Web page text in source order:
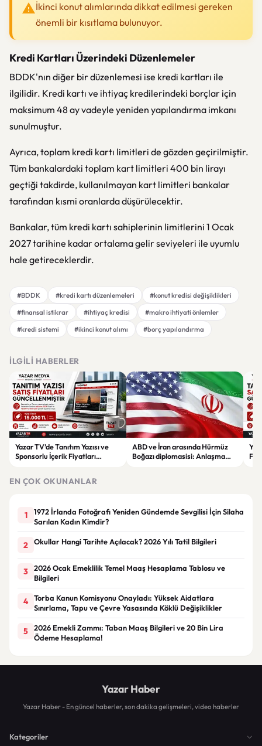
İkinci konut alımlarında dikkat edilmesi gereken
önemli bir kısıtlama bulunuyor.
Kredi Kartları Üzerindeki Düzenlemeler
BDDK'nın diğer bir düzenlemesi ise kredi kartları ile
ilgilidir. Kredi kartı ve ihtiyaç kredilerindeki borçlar için
maksimum 48 ay vadeyle yeniden yapılandırma imkanı
sunulmuştur.
Ayrıca, toplam kredi kartı limitleri de gözden geçirilmiştir.
Tüm bankalardaki toplam kart limitleri 400 bin lirayı
geçtiği takdirde, kullanılmayan kart limitleri bankalar
tarafından kısmi oranlarda düşürülecektir.
Bankalar, tüm kredi kartı sahiplerinin limitlerini 1 Ocak
2027 tarihine kadar ortalama gelir seviyeleri ile uyumlu
hale getireceklerdir.
#BDDK #kredi kartı düzenlemeleri
#konut kredisi değişiklikleri
#finansal istikrar
#ihtiyaç kredisi
#makro ihtiyati önlemler
#kredi sistemi
#ikinci konut alımı #borç yapılandırma
İLGILI HABERLER
Yazar TV’de Tanıtım Yazısı ve
Sponsorlu İçerik Fiyatları
ABD ve İran arasında Hürmüz
Boğazı diplomasisi: Anlaşma
EN ÇOK OKUNANLAR
1
1972 İrlanda Fotoğrafı Yeniden Gündemde Sevgilisi İçin Silaha
Sarılan Kadın Kimdir?
2 Okullar Hangi Tarihte Açılacak? 2026 Yılı Tatil Bilgileri
3
2026 Ocak Emeklilik Temel Maaş Hesaplama Tablosu ve
Bilgileri
4
Torba Kanun Komisyonu Onayladı: Yüksek Aidatlara
Sınırlama, Tapu ve Çevre Yasasında Köklü Değişiklikler
5
2026 Emekli Zammı: Taban Maaş Bilgileri ve 20 Bin Lira
Ödeme Hesaplama!
Yazar Haber
Yazar Haber - En güncel haberler, son dakika gelişmeleri, video haberler
Kategoriler